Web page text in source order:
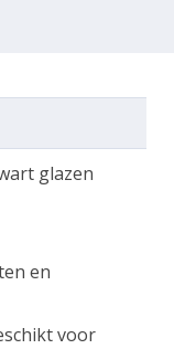
glazen
en
voor